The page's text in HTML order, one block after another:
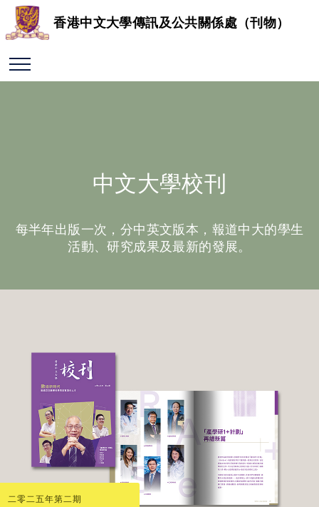
香港中文大學傳訊及公共關係處（刊物）
中文大學校刊
每半年出版一次，分中英文版本，報道中大的學生
活動、研究成果及最新的發展。
二零二五年第二期